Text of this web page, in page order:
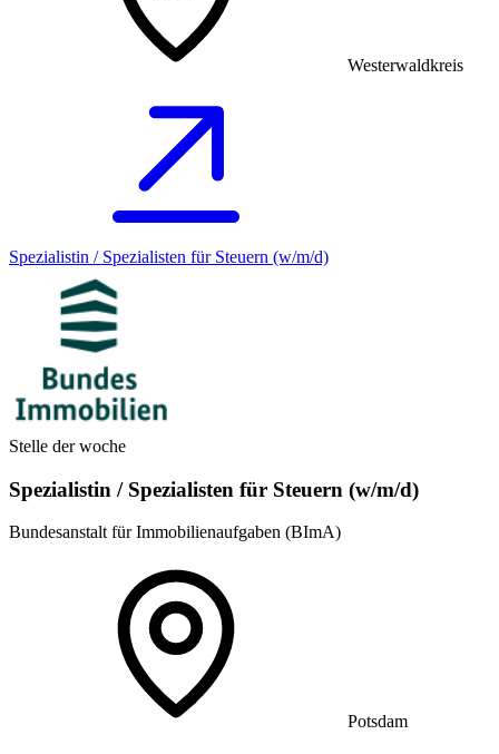
Westerwaldkreis
Spezialistin / Spezialisten für Steuern (w/m/d)
Stelle der woche
Spezialistin / Spezialisten für Steuern (w/m/d)
Bundesanstalt für Immobilienaufgaben (BImA)
Potsdam